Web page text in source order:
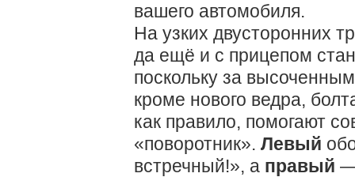
вашего автомобиля.
На узких двусторонних
да ещё и с прицепом
поскольку за
кроме нового ведра,
как правило, помогают
«поворотник». Левый
встречный!», а правый —